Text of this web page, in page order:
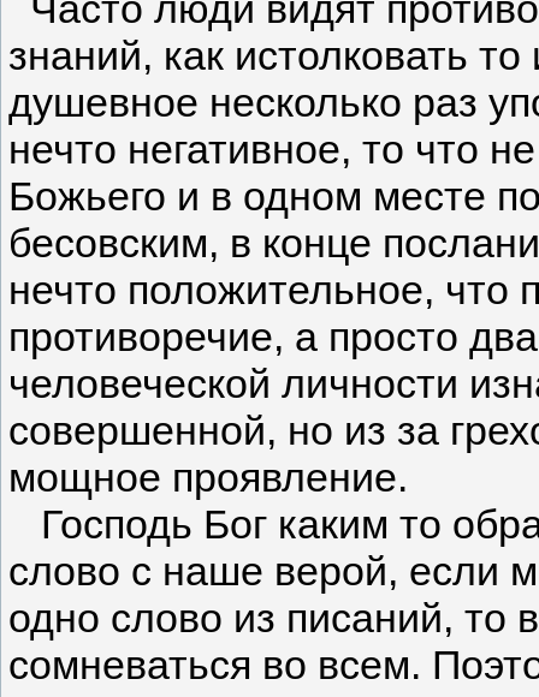
знаний, как истолковать
душевное несколько раз
нечто негативное, то что
Божьего и в одном месте
бесовским, в конце
нечто положительное,
противоречие, а просто
человеческой личности
совершенной, но из за
мощное проявление.
Господь Бог каким то
слово с наше верой, если
одно слово из писаний,
сомневаться во всем.